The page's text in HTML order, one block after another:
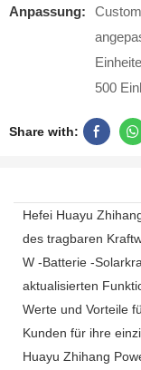
Anpassung:
500
Share with:
Hefei Huayu
des tragbaren
W -Batterie -
aktualisierten
Werte und Vorteile
Kunden für ihre
Huayu Zhihang